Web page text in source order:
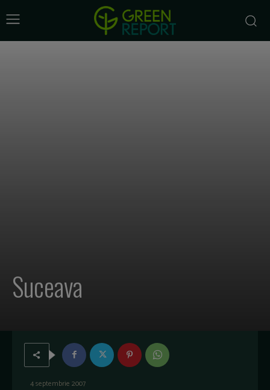
Suceava
4 septembrie 2007